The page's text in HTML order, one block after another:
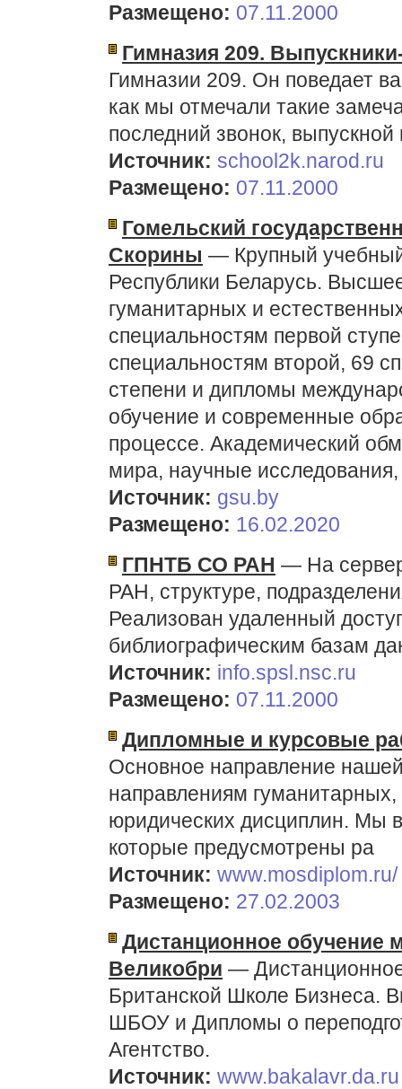
Размещено: 07.11.2000
Гимназия 209.
Гимназии 209. Он поведает
как мы отмечали такие
последний звонок,
Источник: school2k.narod.ru
Размещено: 07.11.2000
Гомельский
Скорины — Крупный учебный
Республики Беларусь.
гуманитарных и
специальностям первой
специальностям второй, 69
степени и дипломы
обучение и современные
процессе. Академический
мира, научные
Источник: gsu.by
Размещено: 16.02.2020
ГПНТБ СО РАН — На
РАН, структуре,
Реализован удаленный
библиографическим базам
Источник: info.spsl.nsc.ru
Размещено: 07.11.2000
Дипломные и курсовые
Основное направление
направлениям
юридических дисциплин. Мы
которые предусмотрены ра
Источник: www.mosdiplom.ru/
Размещено: 27.02.2003
Дистанционное обучение
Великобри —
Британской Школе Бизнеса.
ШБОУ и Дипломы о
Агентство.
Источник: www.bakalavr.da.ru